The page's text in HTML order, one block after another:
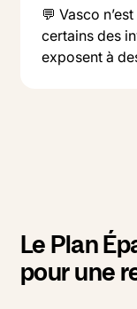
💬 Vasco
certains des
exposent à
Le Plan
pour une